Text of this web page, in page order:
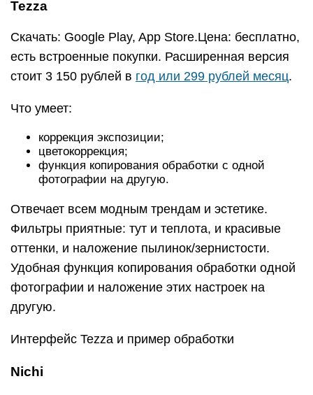
Tezza
Скачать: Google Play, App Store.Цена: бесплатно,
есть встроенные покупки. Расширенная версия
стоит 3 150 рублей в год или 299 рублей месяц.
Что умеет:
коррекция экспозиции;
цветокоррекция;
функция копирования обработки с одной
фотографии на другую.
Отвечает всем модным трендам и эстетике.
Фильтры приятные: тут и теплота, и красивые
оттенки, и наложение пылинок/зернистости.
Удобная функция копирования обработки одной
фотографии и наложение этих настроек на
другую.
Интерфейс Tezza и пример обработки
Nichi